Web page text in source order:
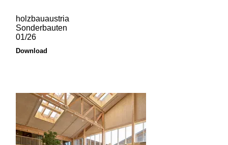
holzbauaustria
Sonderbauten
01/26
Download